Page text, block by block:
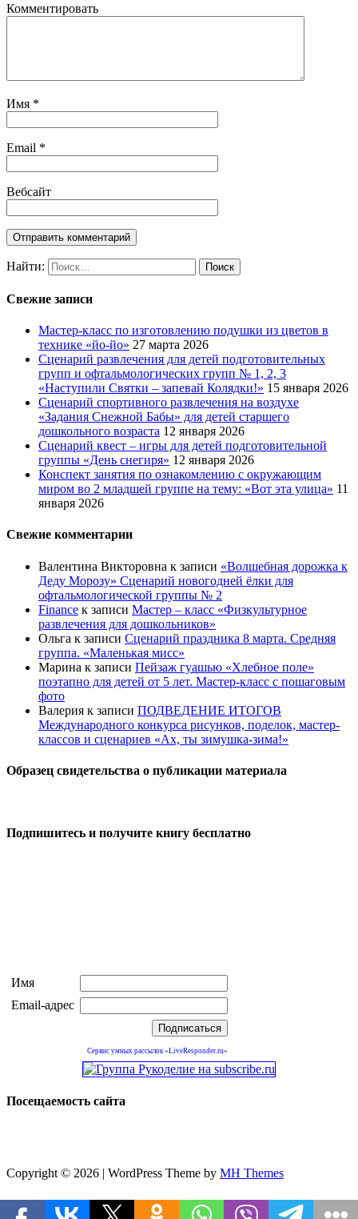
Комментировать
Имя *
Email *
Вебсайт
Найти:
Свежие записи
Мастер-класс по изготовлению подушки из цветов в
технике «йо-йо» 27 марта 2026
Сценарий развлечения для детей подготовительных
групп и офтальмологических групп № 1, 2, 3
«Наступили Святки – запевай Колядки!» 15 января 2026
Сценарий спортивного развлечения на воздухе
«Задания Снежной Бабы» для детей старшего
дошкольного возраста 12 января 2026
Сценарий квест – игры для детей подготовительной
группы «День снегиря» 12 января 2026
Конспект занятия по ознакомлению с окружающим
миром во 2 младшей группе на тему: «Вот эта улица» 11
января 2026
Свежие комментарии
Валентина Викторовна к записи «Волшебная дорожка к
Деду Морозу» Сценарий новогодней ёлки для
офтальмологической группы № 2
Finance к записи Мастер – класс «Физкультурное
развлечения для дошкольников»
Ольга к записи Сценарий праздника 8 марта. Средняя
группа. «Маленькая мисс»
Марина к записи Пейзаж гуашью «Хлебное поле»
поэтапно для детей от 5 лет. Мастер-класс с пошаговым
фото
Валерия к записи ПОДВЕДЕНИЕ ИТОГОВ
Международного конкурса рисунков, поделок, мастер-
классов и сценариев «Ах, ты зимушка-зима!»
Образец свидетельства о публикации материала
Подпишитесь и получите книгу бесплатно
Имя
Email-адрес
Сервис умных рассылок «LiveResponder.ru»
Посещаемость сайта
Copyright © 2026 | WordPress Theme by MH Themes